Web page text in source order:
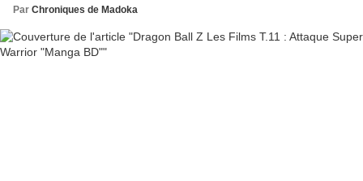
Par Chroniques de Madoka